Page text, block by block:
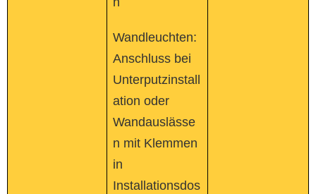
Wandleuchten:
Anschluss bei
Unterputzinstall
ation oder
Wandauslässe
n mit Klemmen
in
Installationsdos